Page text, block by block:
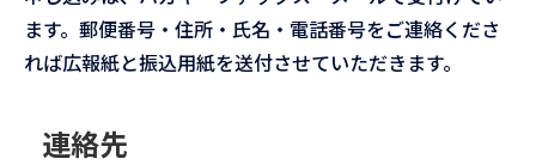
ます。郵便番号・住所・氏名・電話番号をご連絡くださ
れば広報紙と振込用紙を送付させていただきます。
連絡先